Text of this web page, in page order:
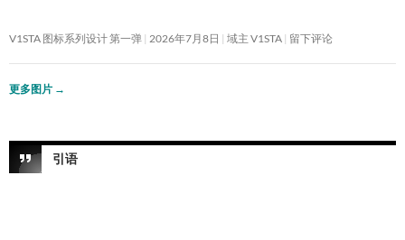
V1STA 图标系列设计 第一弹 2026年7月8日 域主 V1STA 留下评论
更多图片 →
引语